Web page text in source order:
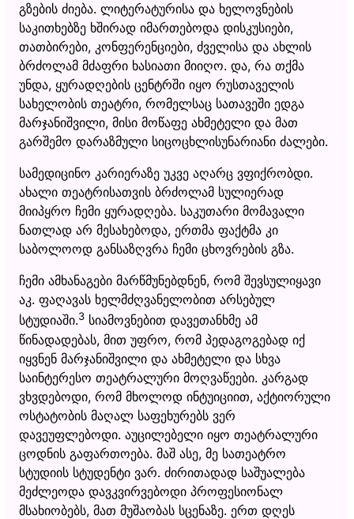
გზების ძიება. ლიტერატურისა და ხელოვნების
საკითხებზე ხშირად იმართებოდა დისკუსიები,
თათბირები, კონფერენციები, ძველისა და ახლის
ბრძოლამ მძაფრი ხასიათი მიიღო. და, რა თქმა
უნდა, ყურადღების ცენტრში იყო რუსთაველის
სახელობის თეატრი, რომელსაც სათავეში ედგა
მარჯანიშვილი, მისი მოწაფე ახმეტელი და მათ
გარშემო დარაზმული სიცოცხლისუნარიანი ძალები.
სამედიცინო კარიერაზე უკვე აღარც ვფიქრობდი.
ახალი თეატრისათვის ბრძოლამ სულიერად
მიიპყრო ჩემი ყურადღება. საკუთარი მომავალი
ნათლად არ მესახებოდა, ერთმა ფაქტმა კი
საბოლოოდ განსაზღვრა ჩემი ცხოვრების გზა.
ჩემი ამხანაგები მარწმუნებდნენ, რომ შევსულიყავი
აკ. ფაღავას ხელმძღვანელობით არსებულ
სტუდიაში.3 სიამოვნებით დავეთანხმე ამ
წინადადებას, მით უფრო, რომ პედაგოგებად იქ
იყვნენ მარჯანიშვილი და ახმეტელი და სხვა
საინტერესო თეატრალური მოღვაწეები. კარგად
ვხვდებოდი, რომ მხოლოდ ინტუიციით, აქტიორული
ოსტატობის მაღალ საფეხურებს ვერ
დავეუფლებოდი. აუცილებელი იყო თეატრალური
ცოდნის გაფართოება. მაშ ასე, მე სათეატრო
სტუდიის სტუდენტი ვარ. ძირითადად საშუალება
მეძლეოდა დავკვირვებოდი პროფესიონალ
მსახიობებს, მათ მუშაობას სცენაზე. ერთ დღეს